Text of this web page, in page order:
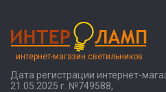
интернет-магазин светильников
Дата регистрации интернет-
21.05.2025 г. №749588,